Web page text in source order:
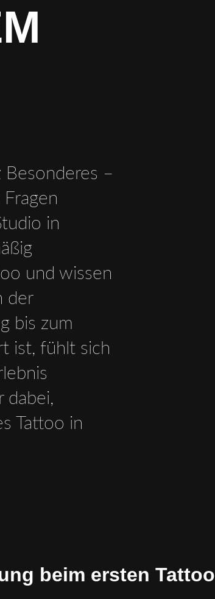
Besonderes –
in
und wissen
der
bis zum
ist, fühlt sich
dabei,
Tattoo in
beim ersten Tattoo